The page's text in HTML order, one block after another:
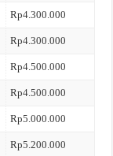
Rp4.300.000
Rp4.300.000
Rp4.500.000
Rp4.500.000
Rp5.000.000
Rp5.200.000